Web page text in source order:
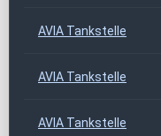
AVIA Tankstelle
AVIA Tankstelle
AVIA Tankstelle